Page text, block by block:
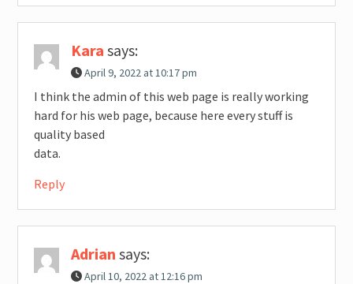
Kara says:
April 9, 2022 at 10:17 pm
I think the admin of this web page is really working
hard for his web page, because here every stuff is
quality based
data.
Reply
Adrian says:
April 10, 2022 at 12:16 pm